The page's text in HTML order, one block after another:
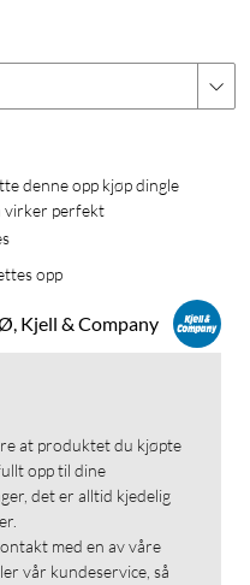
virker perfekt
opp
Kjell & Company
at produktet du kjøpte
opp til dine
det er alltid kjedelig
med en av våre
vår kundeservice, så